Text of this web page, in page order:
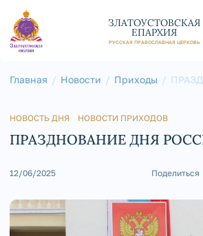
ЗЛАТОУСТОВСКАЯ
ЕПАРХИЯ
РУССКАЯ ПРАВОСЛАВНАЯ ЦЕРКОВЬ
Главная Новости Приходы
НОВОСТЬ ДНЯ НОВОСТИ ПРИХОДОВ
ПРАЗДНОВАНИЕ ДНЯ
12/06/2025 Поделиться